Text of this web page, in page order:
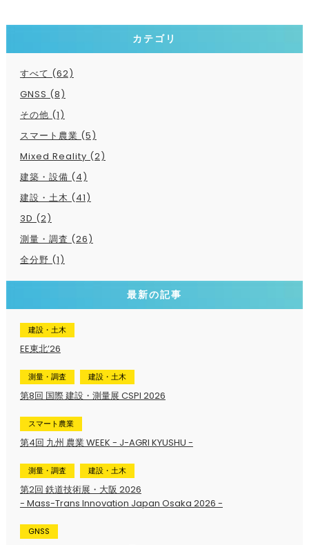
カテゴリ
すべて (62)
GNSS (8)
その他 (1)
スマート農業 (5)
Mixed Reality (2)
建築・設備 (4)
建設・土木 (41)
3D (2)
測量・調査 (26)
全分野 (1)
最新の記事
建設・土木
EE東北’26
測量・調査 建設・土木
第8回 国際 建設・測量展 CSPI 2026
スマート農業
第4回 九州 農業 WEEK - J-AGRI KYUSHU -
測量・調査 建設・土木
第2回 鉄道技術展・大阪 2026
- Mass-Trans Innovation Japan Osaka 2026 -
GNSS